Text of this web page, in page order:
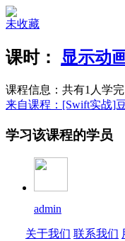
未收藏
课时： 显示动
课程信息：共有1人学完
来自课程：[Swift实战]
学习该课程的学员
admin
关于我们 联系我们